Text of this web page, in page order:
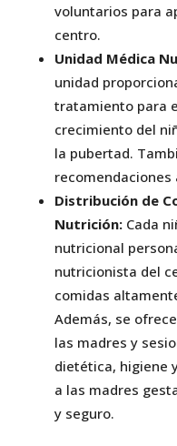
voluntarios para
centro.
Unidad Médica
unidad
tratamiento para
crecimiento del
la pubertad.
Distribución de
Nutrición:Cada
nutricional
nutricionista del
comidas
Además, se
las madres y
dietética, higiene
a las madres
y seguro.